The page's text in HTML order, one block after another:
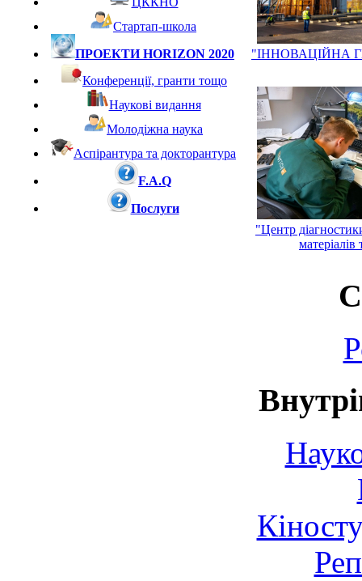
Стартап-школа
ПРОЕКТИ HORIZON 2020
Конференції, гранти тощо
Наукові видання
Молодіжна наука
Аспірантура та докторантура
F.A.Q
Послуги
"ІННОВАЦІЙНА
"Центр
матеріалів